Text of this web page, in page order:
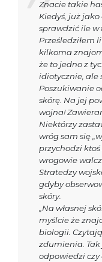
Znacie takie
Kiedyś, już jako
sprawdzić ile w
Prześledziłem
kilkoma
że to jedno z
idiotycznie, ale
Poszukiwanie
skórę. Na jej
wojna!
Niektórzy
wróg sam się
przychodzi
wrogowie
Stratedzy
gdyby
skóry.
„Na własnej
myślcie że
biologii.
zdumienia. Tak
odpowiedzi